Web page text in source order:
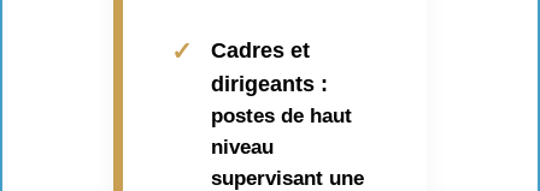
✓
Cadres et
dirigeants :
postes de haut
niveau
supervisant une